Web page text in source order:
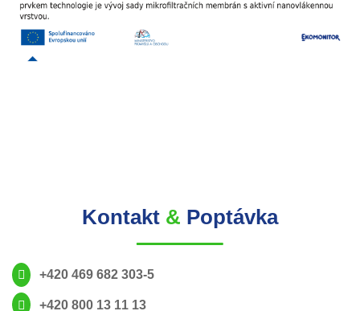
Kontakt & Poptávka
+420 469 682 303-5
+420 800 13 11 13